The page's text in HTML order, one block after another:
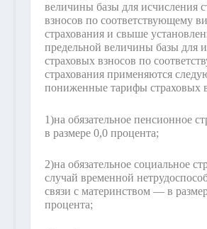
величины базы для исчисления
взносов по соответствующему
страхования и свыше
предельной величины базы для
страховых взносов по
страхования применяются
пониженные тарифы страховых
1)на обязательное пенсионное
в размере 0,0 процента;
2)на обязательное социальное
случай временной
связи с материнством — в
процента;